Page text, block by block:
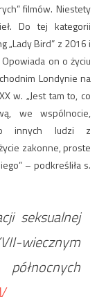
filmów. Niestety
Do tej kategorii
„Lady Bird” z 2016 i
Opowiada on o życiu
Londynie na
w. „Jest tam to, co
we wspólnocie,
innych ludzi z
zakonne, proste
– podkreśliła s.
seksualnej
wiecznym